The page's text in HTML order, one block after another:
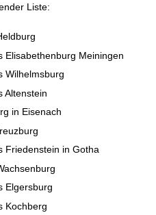
Liste:
Elisabethenburg Meiningen
Wilhelmsburg
Altenstein
in Eisenach
Friedenstein in Gotha
Elgersburg
Kochberg